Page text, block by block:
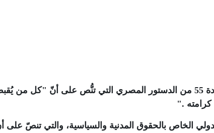
ونوّد أن نذكر أنّ هذه الممارسات تُخالف المادة 55 من الدستور المصري التي تنُّص على أنّ
".
للمادة (10) من العهد الدولي الخاص بالحقوق المدنية والسياسية، والتي تنصّ